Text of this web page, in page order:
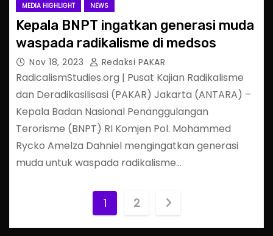
MEDIA HIGHLIGHT NEWS
Kepala BNPT ingatkan generasi muda
waspada radikalisme di medsos
Nov 18, 2023 Redaksi PAKAR
RadicalismStudies.org | Pusat Kajian Radikalisme
dan Deradikasilisasi (PAKAR) Jakarta (ANTARA) –
Kepala Badan Nasional Penanggulangan
Terorisme (BNPT) RI Komjen Pol. Mohammed
Rycko Amelza Dahniel mengingatkan generasi
muda untuk waspada radikalisme…
o
1 2